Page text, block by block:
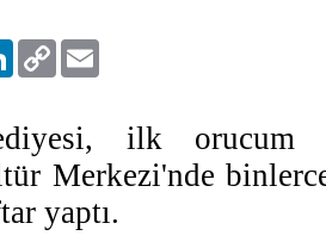
LinkedIn
Copy
Link
ilk orucum
Merkezi'nde
yaptı.